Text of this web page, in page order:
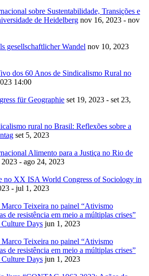
sobre Sustentabilidade, Transições e
de Heidelberg nov 16, 2023 - nov
gesellschaftlicher Wandel nov 10, 2023
dos 60 Anos de Sindicalismo Rural no
14:00
für Geographie set 19, 2023 - set 23,
rural no Brasil: Reflexões sobre a
set 5, 2023
Alimento para a Justiça no Rio de
- ago 24, 2023
no XX ISA World Congress of Sociology in
- jul 1, 2023
Marco Teixeira no painel “Ativismo
de resistência em meio a múltiplas crises”
Days jun 1, 2023
Marco Teixeira no painel “Ativismo
de resistência em meio a múltiplas crises”
Days jun 1, 2023